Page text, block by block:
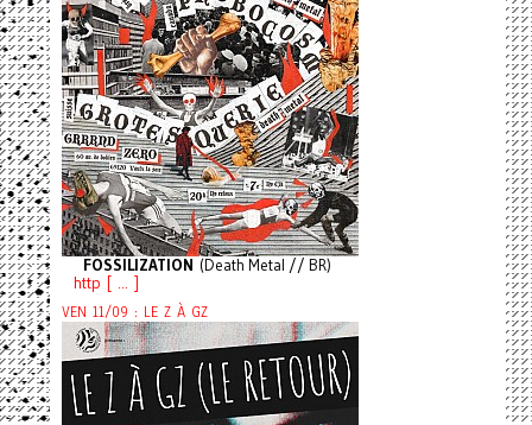
FOSSILIZATION (Death Metal // BR)
http [ ... ]
VEN 11/09 : LE Z À GZ